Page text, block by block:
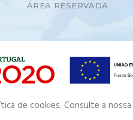
ÁREA RESERVADA
de cookies. Consulte a nossa